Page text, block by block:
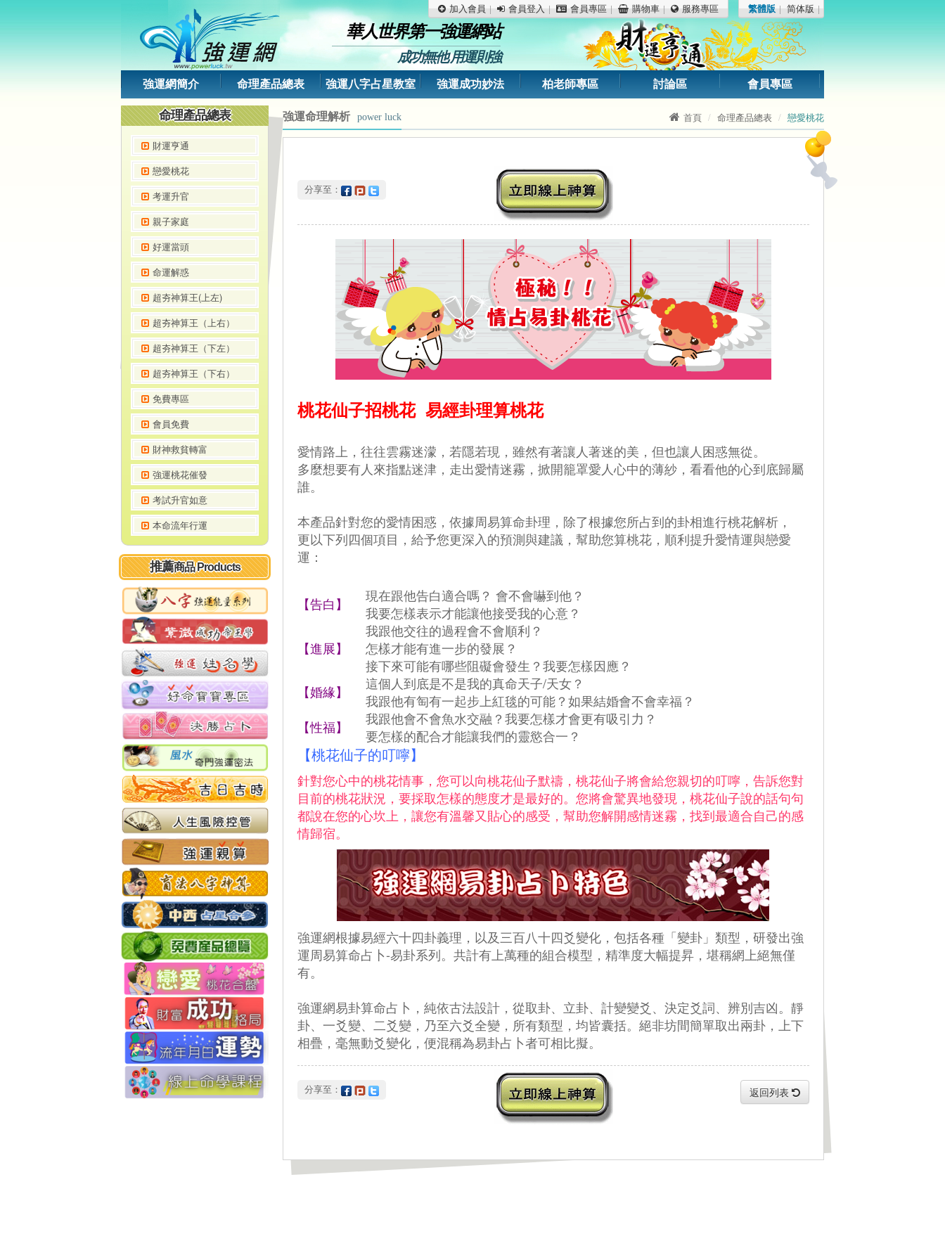
華人世界第一強運網站
成功無他 用運則強
加入會員 會員登入 會員專區 購物車 服務專區 繁體版 简体版
強運網簡介 命理產品總表 強運八字占星教室 強運成功妙法 柏老師專區 討論區 會員專區
首頁 命理產品總表 戀愛桃花
強運命理解析 power luck
分享至：
桃花仙子招桃花 易經卦理算桃花
愛情路上，往往雲霧迷濛，若隱若現，雖然有著讓人著迷的美，但也讓人困惑無從。
多麼想要有人來指點迷津，走出愛情迷霧，掀開籠罩愛人心中的薄紗，看看他的心到底歸屬
誰。
本產品針對您的愛情困惑，依據周易算命卦理，除了根據您所占到的卦相進行桃花解析，
更以下列四個項目，給予您更深入的預測與建議，幫助您算桃花，順利提升愛情運與戀愛
運：
【告白】
現在跟他告白適合嗎？ 會不會嚇到他？
我要怎樣表示才能讓他接受我的心意？
【進展】
我跟他交往的過程會不會順利？
怎樣才能有進一步的發展？
接下來可能有哪些阻礙會發生？我要怎樣因應？
【婚緣】
這個人到底是不是我的真命天子/天女？
我跟他有匋有一起步上紅毯的可能？如果結婚會不會幸福？
【性福】
我跟他會不會魚水交融？我要怎樣才會更有吸引力？
要怎樣的配合才能讓我們的靈慾合一？
【桃花仙子的叮嚀】
針對您心中的桃花情事，您可以向桃花仙子默禱，桃花仙子將會給您親切的叮嚀，告訴您對
目前的桃花狀況，要採取怎樣的態度才是最好的。您將會驚異地發現，桃花仙子說的話句句
都說在您的心坎上，讓您有溫馨又貼心的感受，幫助您解開感情迷霧，找到最適合自己的感
情歸宿。
強運網根據易經六十四卦義理，以及三百八十四爻變化，包括各種「變卦」類型，研發出強
運周易算命占卜-易卦系列。共計有上萬種的組合模型，精準度大幅提昇，堪稱網上絕無僅
有。
強運網易卦算命占卜，純依古法設計，從取卦、立卦、計變變爻、決定爻詞、辨別吉凶。靜
卦、一爻變、二爻變，乃至六爻全變，所有類型，均皆囊括。絕非坊間簡單取出兩卦，上下
相疊，毫無動爻變化，便混稱為易卦占卜者可相比擬。
分享至： 返回列表
命理產品總表
財運亨通
戀愛桃花
考運升官
親子家庭
好運當頭
命運解惑
超夯神算王(上左)
超夯神算王（上右）
超夯神算王（下左）
超夯神算王（下右）
免費專區
會員免費
財神救貧轉富
強運桃花催發
考試升官如意
本命流年行運
推薦商品 Products